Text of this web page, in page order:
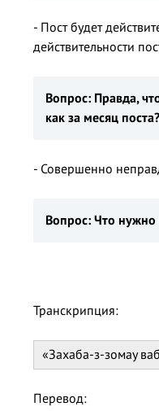
- Пост будет
действительности
Вопрос: Правда,
как за месяц поста?
- Совершенно
Вопрос: Что
Транскрипция:
«Захаба-з-зомау
Перевод: